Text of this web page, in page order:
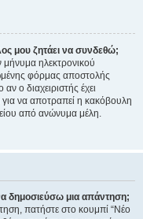
μου ζητάει να συνδεθώ;
ηλεκτρονικού
φόρμας αποστολής
ο διαχειριστής έχει
για να αποτραπεί η κακόβουλη
από ανώνυμα μέλη.
δημοσιεύσω μια απάντηση;
πατήστε στο κουμπί “Νέο